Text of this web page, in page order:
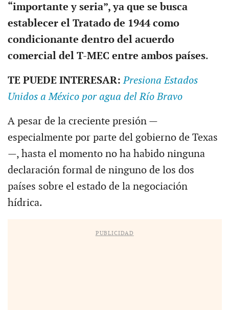
“importante y seria”, ya que se busca
establecer el Tratado de 1944 como
condicionante dentro del acuerdo
comercial del T-MEC entre ambos países.
TE PUEDE INTERESAR: Presiona Estados
Unidos a México por agua del Río Bravo
A pesar de la creciente presión —
especialmente por parte del gobierno de Texas
—, hasta el momento no ha habido ninguna
declaración formal de ninguno de los dos
países sobre el estado de la negociación
hídrica.
PUBLICIDAD